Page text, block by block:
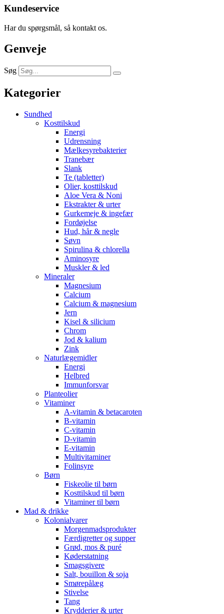
Kundeservice
Har du spørgsmål, så kontakt os.
Genveje
Søg
Kategorier
Sundhed
Kosttilskud
Energi
Udrensning
Mælkesyrebakterier
Tranebær
Slank
Te (tabletter)
Olier, kosttilskud
Aloe Vera & Noni
Ekstrakter & urter
Gurkemeje & ingefær
Fordøjelse
Hud, hår & negle
Søvn
Spirulina & chlorella
Aminosyre
Muskler & led
Mineraler
Magnesium
Calcium
Calcium & magnesium
Jern
Kisel & silicium
Chrom
Jod & kalium
Zink
Naturlægemidler
Energi
Helbred
Immunforsvar
Planteolier
Vitaminer
A-vitamin & betacaroten
B-vitamin
C-vitamin
D-vitamin
E-vitamin
Multivitaminer
Folinsyre
Børn
Fiskeolie til børn
Kosttilskud til børn
Vitaminer til børn
Mad & drikke
Kolonialvarer
Morgenmadsprodukter
Færdigretter og supper
Grød, mos & puré
Køderstatning
Smagsgivere
Salt, bouillon & soja
Smørepålæg
Stivelse
Tang
Krydderier & urter